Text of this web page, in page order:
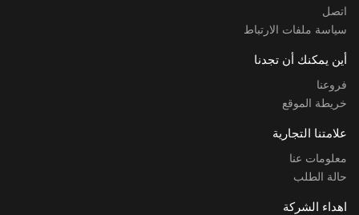
اتصل
سياسة ملفات الارتباط
أين يمكنك أن تجدنا
فروعنا
خريطة الموقع
علامتنا التجارية
معلومات عنا
حالة الطلب
اهداء الشركة